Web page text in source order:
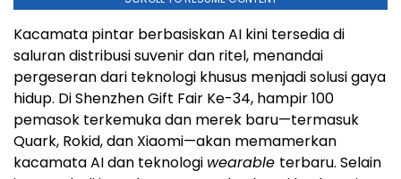
Kacamata pintar berbasiskan AI kini tersedia di
saluran distribusi suvenir dan ritel, menandai
pergeseran dari teknologi khusus menjadi solusi gaya
hidup. Di Shenzhen Gift Fair Ke-34, hampir 100
pemasok terkemuka dan merek baru—termasuk
Quark, Rokid, dan Xiaomi—akan memamerkan
kacamata AI dan teknologi wearable terbaru. Selain